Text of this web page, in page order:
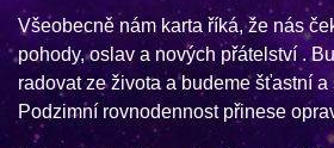
Všeobecně nám karta říká, že nás
pohody, oslav a nových přátelství .
radovat ze života a budeme šťastní a
Podzimní rovnodennost přinese